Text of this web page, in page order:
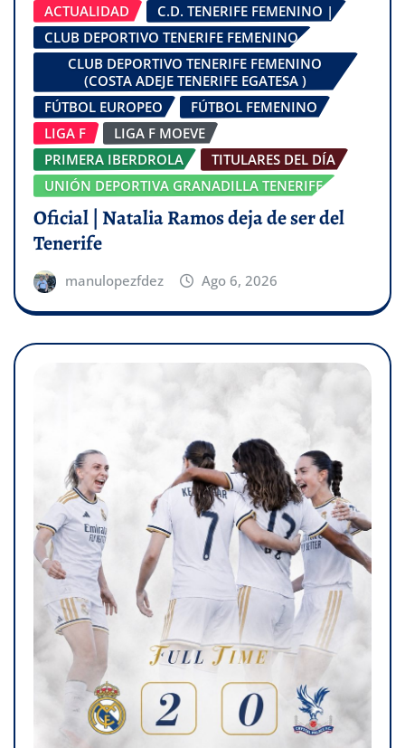
ACTUALIDAD
C.D. TENERIFE FEMENINO |
CLUB DEPORTIVO TENERIFE FEMENINO
CLUB DEPORTIVO TENERIFE FEMENINO
(COSTA ADEJE TENERIFE EGATESA )
FÚTBOL EUROPEO
FÚTBOL FEMENINO
LIGA F
LIGA F MOEVE
PRIMERA IBERDROLA
TITULARES DEL DÍA
UNIÓN DEPORTIVA GRANADILLA TENERIFE
Oficial | Natalia Ramos deja de ser del
Tenerife
manulopezfdez Ago 6, 2026